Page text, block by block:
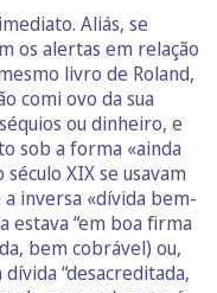
Aliás, se
os alertas em relação
livro de Roland,
comi ovo da sua
ou dinheiro, e
sob a forma «ainda
XIX se usavam
inversa «dívida bem-
estava “em boa firma
bem cobrável) ou,
“desacreditada,